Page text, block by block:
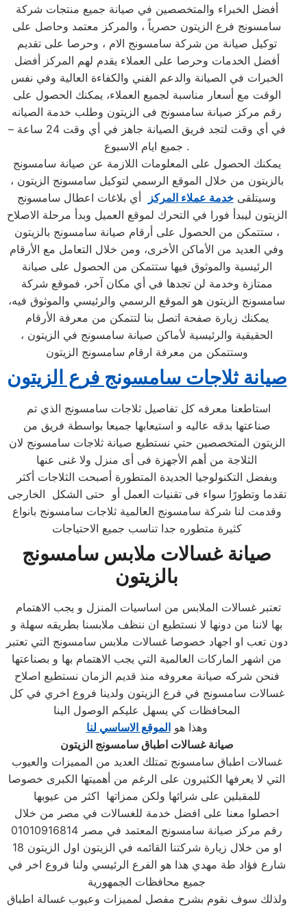
أفضل الخبراء والمتخصصين في صيانة جميع منتجات شركة
سامسونج فرع الزيتون حصرياً ، والمركز معتمد وحاصل على
توكيل صيانة من شركة سامسونج الام ، وحرصا على تقديم
أفضل الخدمات وحرصا على العملاء يقدم لهم المركز أفضل
الخبرات في الصيانة والدعم الفني والكفاءة العالية وفي نفس
الوقت مع أسعار مناسبة لجميع العملاء، يمكنك الحصول على
رقم مركز صيانة سامسونج فى الزيتون وطلب خدمة الصيانه
في أي وقت لتجد فريق الصيانة جاهز في أي وقت 24 ساعة –
جميع ايام الاسبوع .
يمكنك الحصول على المعلومات اللازمة عن صيانة سامسونج
بالزيتون من خلال الموقع الرسمي لتوكيل سامسونج الزيتون ،
وسيتلقى خدمة عملاء المركز
أي بلاغات اعطال سامسونج
الزيتون ليبدأ فورا في التحرك لموقع العميل وبدأ مرحلة الاصلاح
، ستتمكن من الحصول على أرقام صيانة سامسونج بالزيتون
وفي العديد من الأماكن الأخرى، ومن خلال التعامل مع الأرقام
الرئيسية والموثوق فيها ستتمكن من الحصول على صيانة
ممتازة وخدمة لن تجدها في أي مكان آخر، فموقع شركة
سامسونج الزيتون هو الموقع الرسمي والرئيسي والموثوق فيه،
يمكنك زيارة صفحة اتصل بنا لتتمكن من معرفة الأرقام
الحقيقية والرئيسية لأماكن صيانة سامسونج في الزيتون ،
وستتمكن من معرفة ارقام سامسونج الزيتون
صيانة ثلاجات سامسونج فرع الزيتون
صناعتها بدقه عاليه و استيعابها جميعا بواسطة فريق من
الزيتون المتخصصين حتي نستطيع صيانة ثلاجات سامسونج لان
الثلاجة من أهم الأجهزة فى أى منزل ولا غنى عنها
وبفضل التكنولوجيا الجديدة المتطورة أصبحت الثلاجات أكثر
تقدما وتطورًا سواء فى تقنيات العمل أو حتى الشكل الخارجى
وقدمت لنا شركة سامسونج العالمية ثلاجات سامسونج بانواع
كثيرة متطوره جدا تناسب جميع الاحتياجات
صيانة غسالات ملابس سامسونج
بالزيتون
بها لاننا من دونها لا نستطيع ان ننظف ملابسنا بطريقه سهلة و
دون تعب او اجهاد خصوصا غسالات ملابس سامسونج التي تعتبر
من اشهر الماركات العالمية التي يجب الاهتمام بها و بصناعتها
فنحن شركه صيانة معروفه منذ قديم الزمان نستطيع اصلاح
غسالات سامسونج في فرع الزيتون ولدينا فروع اخري في كل
المحافظات كي يسهل عليكم الوصول الينا
وهذا هوالموقع الاساسي لنا
صيانة غسالات اطباق سامسونجالزيتون
غسالات اطباق سامسونج تمتلك العديد من المميزات والعيوب
التي لا يعرفها الكثيرون على الرغم من أهميتها الكبرى خصوصا
للمقبلين على شرائها ولكن ممزاتها اكثر من عيوبها
احصلوا معنا على افضل خدمة للغسالات في مصر من خلال
رقم مركز صيانة سامسونج المعتمد في مصر 01010916814
او من خلال زيارة شركتنا القائمه في الزيتون اول الزيتون 18
شارع فؤاد طة مهدي هذا هو الفرع الرئيسي ولنا فروع اخر في
جميع محافظات الجمهورية
ولذلك سوف نقوم بشرح مفصل لمميزات وعيوب غسالة اطباق